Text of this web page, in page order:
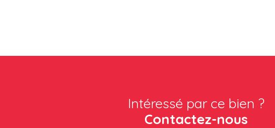
Intéressé par ce bien ?
Contactez-nous